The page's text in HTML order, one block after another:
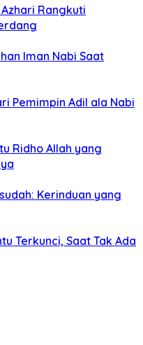
Rangkuti
Iman Nabi Saat
Pemimpin Adil ala Nabi
Ridho Allah yang
Kerinduan yang
Terkunci, Saat Tak Ada